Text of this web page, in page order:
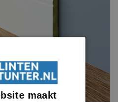
maakt